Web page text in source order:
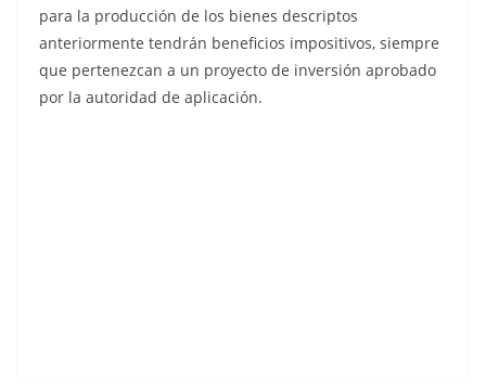
para la producción de los bienes descriptos
anteriormente tendrán beneficios impositivos, siempre
que pertenezcan a un proyecto de inversión aprobado
por la autoridad de aplicación.